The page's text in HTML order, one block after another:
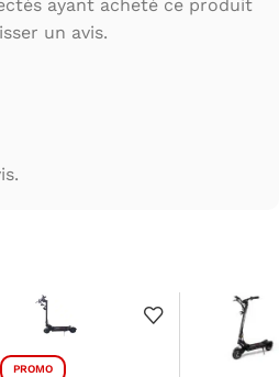
ayant acheté ce produit
un avis.
PROMO